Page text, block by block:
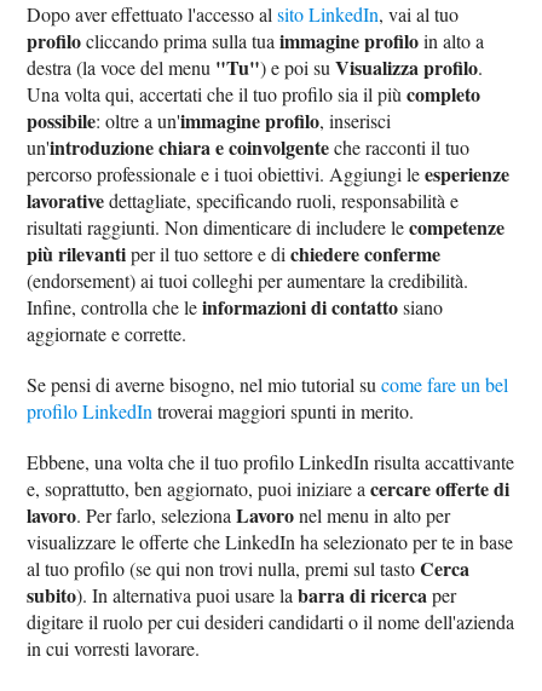
Dopo aver effettuato l'accesso alsito LinkedIn, vai al tuo
profilocliccando prima sulla tuaimmagine profiloin alto a
destra (la voce del menu "Tu") e poi suVisualizza profilo.
Una volta qui, accertati che il tuo profilo sia il piùcompleto
possibile: oltre a un'immagine profilo, inserisci
un'introduzione chiara e coinvolgenteche racconti il tuo
percorso professionale e i tuoi obiettivi. Aggiungi leesperienze
lavorativedettagliate, specificando ruoli, responsabilità e
risultati raggiunti. Non dimenticare di includere lecompetenze
più rilevantiper il tuo settore e dichiedere conferme
(endorsement) ai tuoi colleghi per aumentare la credibilità.
Infine, controlla che leinformazioni di contattosiano
aggiornate e corrette.
Se pensi di averne bisogno, nel mio tutorial sucome fare un bel
profilo LinkedIn troverai maggiori spunti in merito.
Ebbene, una volta che il tuo profilo LinkedIn risulta accattivante
e, soprattutto, ben aggiornato, puoi iniziare acercare offerte di
lavoro. Per farlo, selezionaLavoronel menu in alto per
visualizzare le offerte che LinkedIn ha selezionato per te in base
al tuo profilo (se qui non trovi nulla, premi sul tastoCerca
subito). In alternativa puoi usare labarra di ricercaper
digitare il ruolo per cui desideri candidarti o il nome dell'azienda
in cui vorresti lavorare.